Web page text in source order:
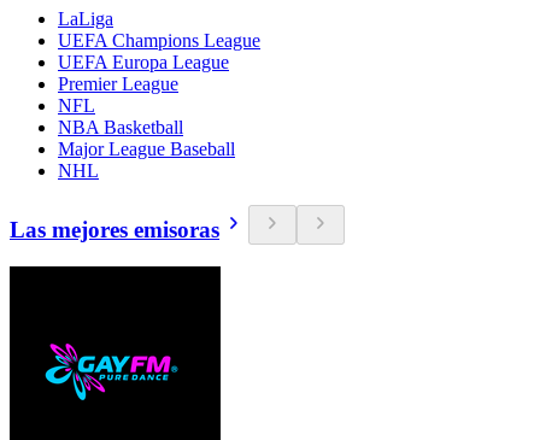
LaLiga
UEFA Champions League
UEFA Europa League
Premier League
NFL
NBA Basketball
Major League Baseball
NHL
Las mejores emisoras